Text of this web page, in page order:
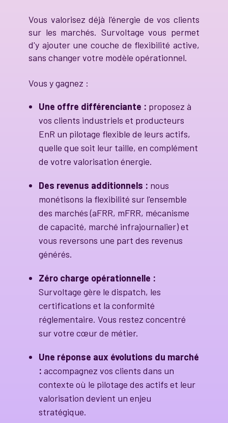
Vous valorisez déjà l'énergie de vos clients
sur les marchés. Survoltage vous permet
d'y ajouter une couche de flexibilité active,
sans changer votre modèle opérationnel.
Vous y gagnez :
Une offre différenciante : proposez à
vos clients industriels et producteurs
EnR un pilotage flexible de leurs actifs,
quelle que soit leur taille, en complément
de votre valorisation énergie.
Des revenus additionnels : nous
monétisons la flexibilité sur l'ensemble
des marchés (aFRR, mFRR, mécanisme
de capacité, marché infrajournalier) et
vous reversons une part des revenus
générés.
Zéro charge opérationnelle :
Survoltage gère le dispatch, les
certifications et la conformité
réglementaire. Vous restez concentré
sur votre cœur de métier.
Une réponse aux évolutions du marché
: accompagnez vos clients dans un
contexte où le pilotage des actifs et leur
valorisation devient un enjeu
stratégique.